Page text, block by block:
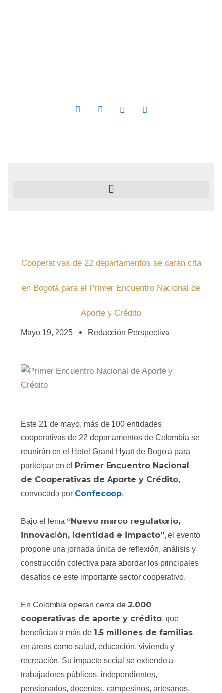
Cooperativas de 22 departamentos se darán cita
en Bogotá para el Primer Encuentro Nacional de
Aporte y Crédito
Mayo 19, 2025 Redacción Perspectiva
Este 21 de mayo, más de 100 entidades
cooperativas de 22 departamentos de Colombia se
reunirán en el Hotel Grand Hyatt de Bogotá para
participar en el Primer Encuentro Nacional
de Cooperativas de Aporte y Crédito,
convocado por Confecoop.
Bajo el lema “Nuevo marco regulatorio,
innovación, identidad e impacto”, el evento
propone una jornada única de reflexión, análisis y
construcción colectiva para abordar los principales
desafíos de este importante sector cooperativo.
En Colombia operan cerca de 2.000
cooperativas de aporte y crédito, que
benefician a más de 1.5 millones de familias
en áreas como salud, educación, vivienda y
recreación. Su impacto social se extiende a
trabajadores públicos, independientes,
pensionados, docentes, campesinos, artesanos,